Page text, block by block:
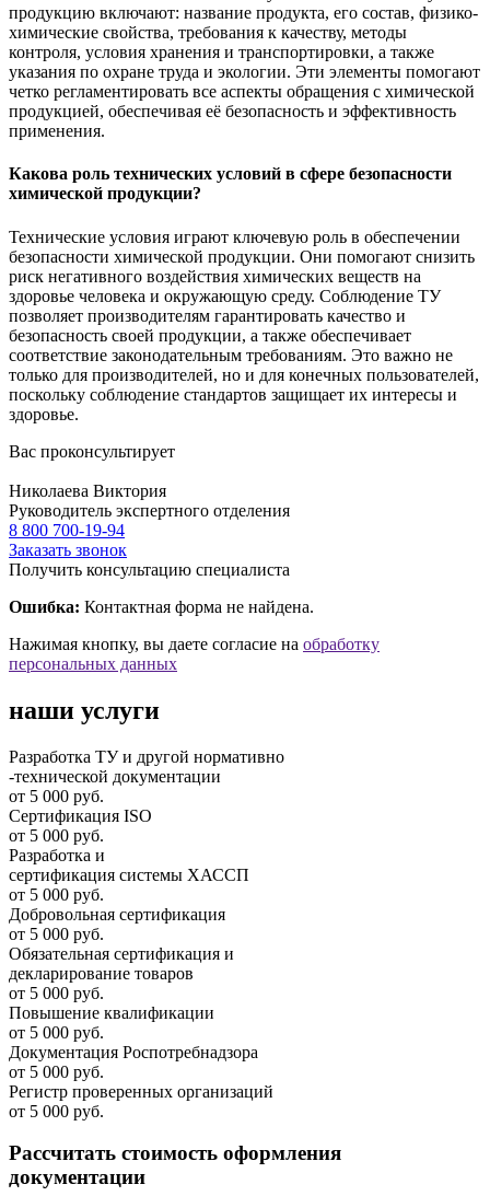
продукцию включают: название продукта, его состав, физико-
химические свойства, требования к качеству, методы
контроля, условия хранения и транспортировки, а также
указания по охране труда и экологии. Эти элементы помогают
четко регламентировать все аспекты обращения с химической
продукцией, обеспечивая её безопасность и эффективность
применения.
Какова роль технических условий в сфере безопасности
химической продукции?
Технические условия играют ключевую роль в обеспечении
безопасности химической продукции. Они помогают снизить
риск негативного воздействия химических веществ на
здоровье человека и окружающую среду. Соблюдение ТУ
позволяет производителям гарантировать качество и
безопасность своей продукции, а также обеспечивает
соответствие законодательным требованиям. Это важно не
только для производителей, но и для конечных пользователей,
поскольку соблюдение стандартов защищает их интересы и
здоровье.
Вас проконсультирует
Николаева Виктория
Руководитель экспертного отделения
8 800 700-19-94
Заказать звонок
Получить консультацию специалиста
Ошибка: Контактная форма не найдена.
Нажимая кнопку, вы даете согласие на обработку
персональных данных
наши услуги
Разработка ТУ и другой нормативно
-технической документации
от 5 000 руб.
Сертификация ISO
от 5 000 руб.
Разработка и
cертификация системы ХАССП
от 5 000 руб.
Добровольная сертификация
от 5 000 руб.
Обязательная сертификация и
декларирование товаров
от 5 000 руб.
Повышение квалификации
от 5 000 руб.
Документация Роспотребнадзора
от 5 000 руб.
Регистр проверенных организаций
от 5 000 руб.
Рассчитать стоимость оформления
документации